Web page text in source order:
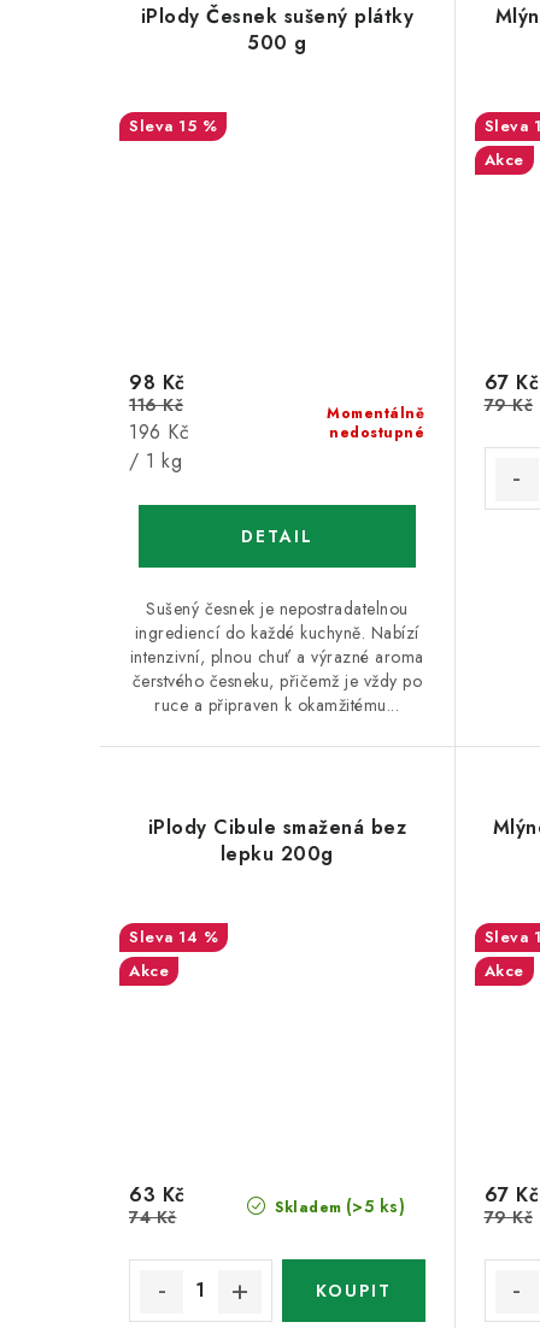
iPlody Česnek sušený plátky
500 g
15 %
Momentálně
nedostupné
98 Kč
116 Kč
Měrná
cena:
196 Kč
/ 1 kg
Sušený česnek je nepostradatelnou
ingrediencí do každé kuchyně. Nabízí
intenzivní, plnou chuť a výrazné aroma
čerstvého česneku, přičemž je vždy po
ruce a připraven k okamžitému...
Akce
67 Kč
79 Kč
iPlody Cibule smažená bez
lepku 200g
14 %
Akce
Skladem (>5 ks)
63 Kč
74 Kč
Akce
67 Kč
79 Kč